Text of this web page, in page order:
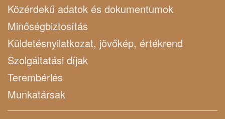
Közérdekű adatok és dokumentumok
Minőségbiztosítás
Küldetésnyilatkozat, jövőkép, értékrend
Szolgáltatási díjak
Terembérlés
Munkatársak